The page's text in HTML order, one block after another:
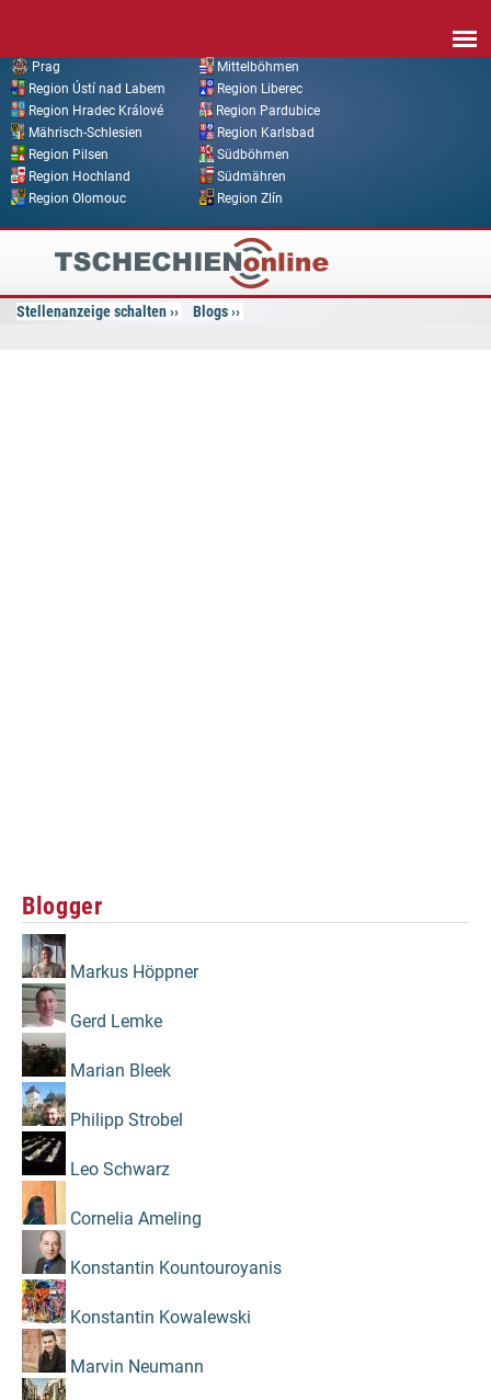
Prag
Mittelböhmen
Region Ústí nad Labem
Region Liberec
Region Hradec Králové
Region Pardubice
Mährisch-Schlesien
Region Karlsbad
Region Pilsen
Südböhmen
Region Hochland
Südmähren
Region Olomouc
Region Zlín
Tschechien
Online
Stellenanzeige schalten Blogs
Blogger
Markus Höppner
Gerd Lemke
Marian Bleek
Philipp Strobel
Leo Schwarz
Cornelia Ameling
Konstantin Kountouroyanis
Konstantin Kowalewski
Marvin Neumann